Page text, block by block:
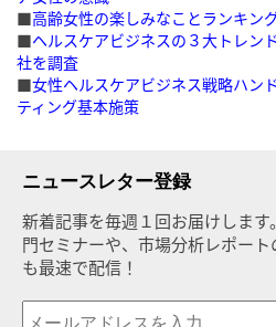
■高齢女性の楽しみなことランキン
■ヘルスケアビジネスの３大トレ
社を調査
■女性ヘルスケアビジネス戦略ハン
ティング基本施策
ニュースレター登録
新着記事を毎週１回お届けしま
門セミナーや、市場分析レポー
も最速で配信！